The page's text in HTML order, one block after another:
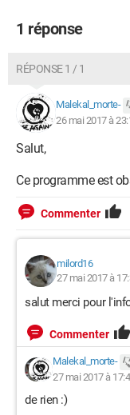
1 réponse
RÉPONSE 1 / 1
Malekal_morte-
26 mai 2017 à
Salut,
Ce programme est
Commenter
milord16
27 mai 2017 à
salut merci pour
Commenter
Malekal_morte-
27 mai 2017 à
de rien :)